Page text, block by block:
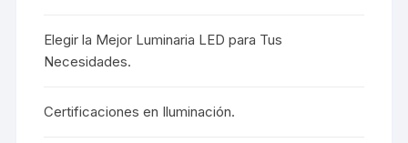
Elegir la Mejor Luminaria LED para Tus
Necesidades.
Certificaciones en Iluminación.